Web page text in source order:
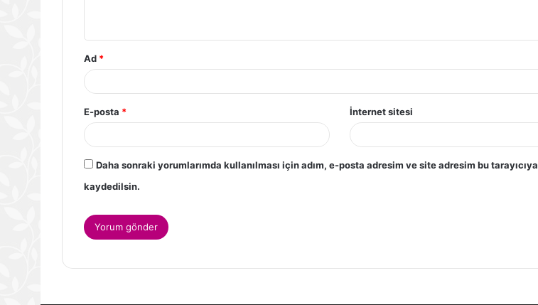
Ad *
E-posta * İnternet sitesi
Daha sonraki yorumlarımda kullanılması için adım, e-posta adresim ve site adresim bu tarayıcıya
kaydedilsin.